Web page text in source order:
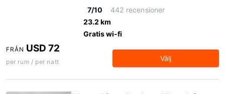
7/10
442 recensioner
23.2 km
Gratis wi-fi
FRÅN USD 72
per rum / per natt Välj